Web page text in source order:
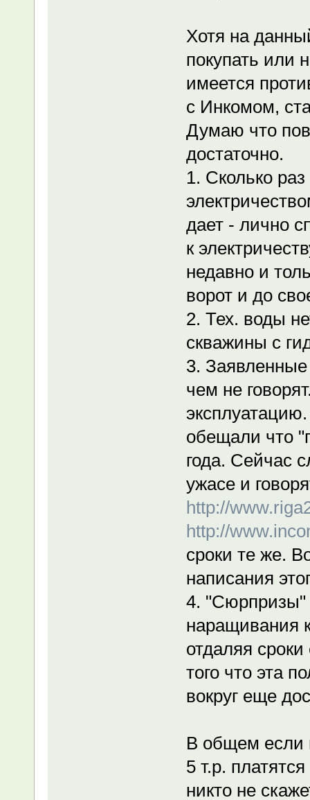
Хотя на
покупать или
имеется
с Инкомом,
Думаю что
достаточно.
1. Сколько
дает - лично
к
недавно и
ворот и до
2. Тех. воды
скважины с
3.
чем не
обещали что
года. Сейчас
ужасе и
http://
http://
сроки те же.
написания
4. "Сюрпризы"
наращивания
отдаляя
того что эта
вокруг еще
В общем если
5 т.р.
никто не